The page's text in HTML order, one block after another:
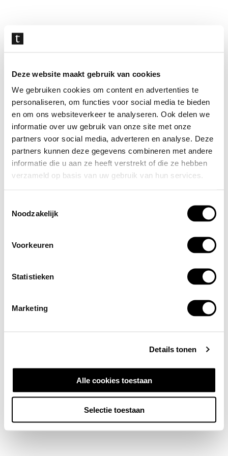
Deze website maakt gebruik van cookies
We gebruiken cookies om content en advertenties te
personaliseren, om functies voor social media te bieden
en om ons websiteverkeer te analyseren. Ook delen we
informatie over uw gebruik van onze site met onze
partners voor social media, adverteren en analyse. Deze
partners kunnen deze gegevens combineren met andere
informatie die u aan ze heeft verstrekt of die ze hebben
verzameld op basis van uw gebruik van hun services.
Noodzakelijk
Voorkeuren
Statistieken
Marketing
Details tonen
Alle cookies toestaan
Selectie toestaan
overslaan